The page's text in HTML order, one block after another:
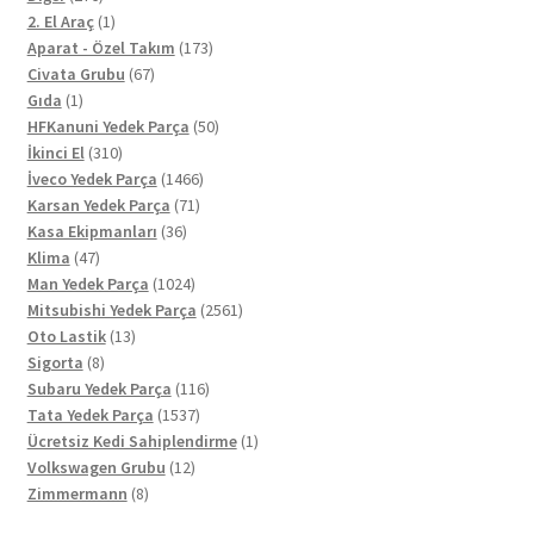
ürün
2. El Araç 11
ürün
Aparat - Özel Takım 173173
Civata Grubu 6767
Gıda 11
ürün
HFKanuni Yedek Parça 5050
İkinci El 310310
ürün
İveco Yedek Parça 14661466
ürün
Karsan Yedek Parça 7171
Kasa Ekipmanları 3636
Klima 4747
ürün
Man Yedek Parça 10241024
ürün
Mitsubishi Yedek Parça 25612561
Oto Lastik 1313
Sigorta 88
ürün
Subaru Yedek Parça 116116
Tata Yedek Parça 15371537
ürün
Ücretsiz Kedi Sahiplendirme 11
Volkswagen Grubu 1212
Zimmermann 88